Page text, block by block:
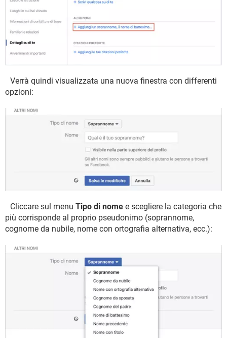
Verrà quindi visualizzata una nuova finestra con differenti
opzioni:
Cliccare sul menu Tipo di nome e scegliere la categoria che
più corrisponde al proprio pseudonimo (soprannome,
cognome da nubile, nome con ortografia alternativa, ecc.):